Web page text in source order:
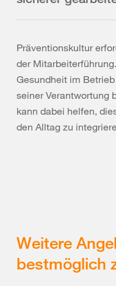
Präventionskultur
der
Gesundheit im
seiner Verantwortung
kann dabei helfen,
den Alltag zu
Weitere
bestmöglich